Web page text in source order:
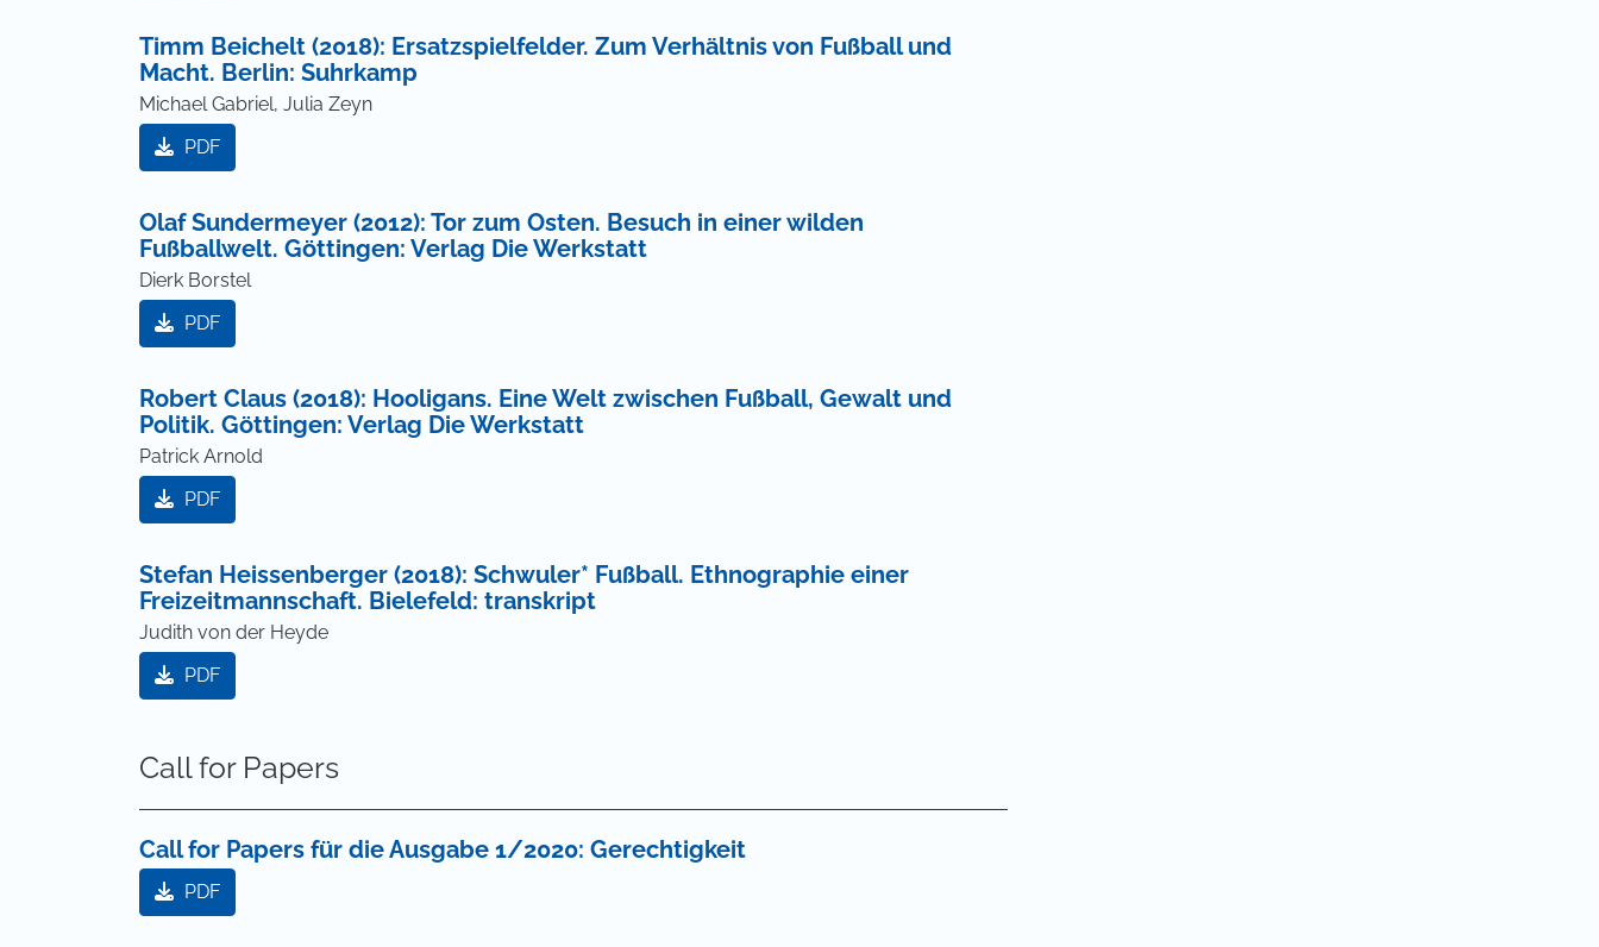
Timm Beichelt (2018): Ersatzspielfelder. Zum Verhältnis von Fußball und
Macht. Berlin: Suhrkamp
Michael Gabriel, Julia Zeyn
PDF
Olaf Sundermeyer (2012): Tor zum Osten. Besuch in einer wilden
Fußballwelt. Göttingen: Verlag Die Werkstatt
Dierk Borstel
PDF
Robert Claus (2018): Hooligans. Eine Welt zwischen Fußball, Gewalt und
Politik. Göttingen: Verlag Die Werkstatt
Patrick Arnold
PDF
Stefan Heissenberger (2018): Schwuler* Fußball. Ethnographie einer
Freizeitmannschaft. Bielefeld: transkript
Judith von der Heyde
PDF
Call for Papers
Call for Papers für die Ausgabe 1/2020: Gerechtigkeit
PDF